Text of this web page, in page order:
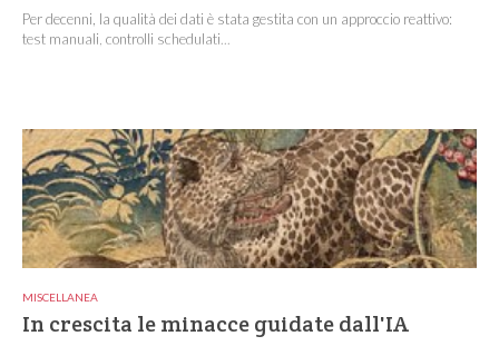
Per decenni, la qualità dei dati è stata gestita con un approccio reattivo:
test manuali, controlli schedulati...
MISCELLANEA
In crescita le minacce guidate dall'IA